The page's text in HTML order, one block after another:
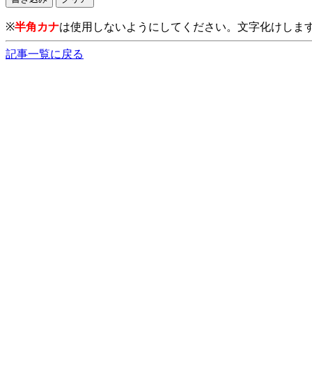
※半角カナは使用しないようにしてください。文字化けしま
記事一覧に戻る